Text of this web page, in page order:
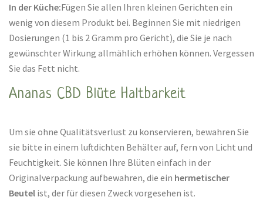
In der Küche:Fügen Sie allen Ihren kleinen Gerichten ein
wenig von diesem Produkt bei. Beginnen Sie mit niedrigen
Dosierungen (1 bis 2 Gramm pro Gericht), die Sie je nach
gewünschter Wirkung allmählich erhöhen können. Vergessen
Sie das Fett nicht.
Ananas CBD Blüte Haltbarkeit
Um sie ohne Qualitätsverlust zu konservieren, bewahren Sie
sie bitte in einem luftdichten Behälter auf, fern von Licht und
Feuchtigkeit. Sie können Ihre Blüten einfach in der
Originalverpackung aufbewahren, die ein hermetischer
Beutel ist, der für diesen Zweck vorgesehen ist.